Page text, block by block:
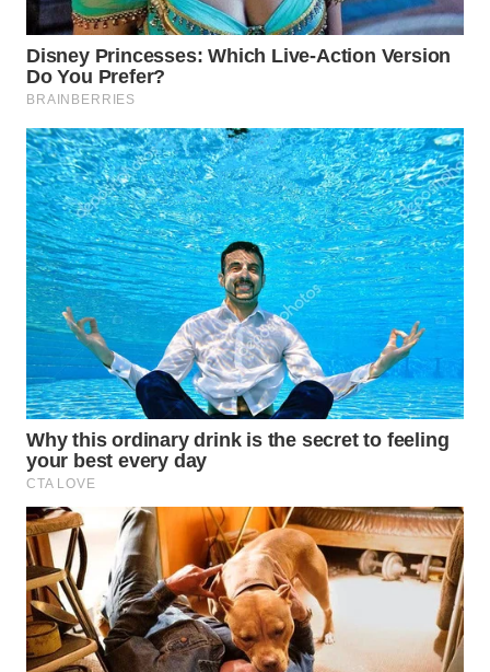
WAHANANEWS
CO ID
WAHANANEWS
NET
WAHANA
SPORT
WAHANA
UMKM
WAHANA
SELEB
WAHANA
PERSONA
WAHANA
OTOMOTIF
WAHANA
HEALTH